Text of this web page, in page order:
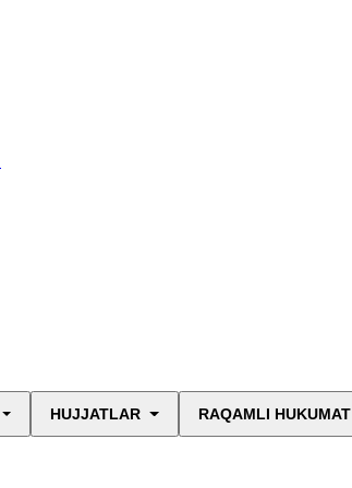
HUJJATLAR RAQAMLI HUKUMAT